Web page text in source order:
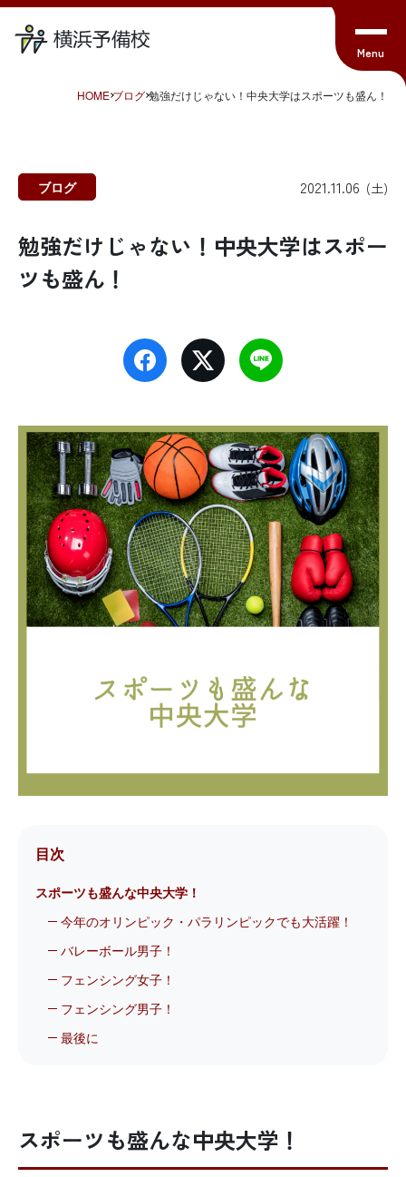
HOME ブログ 勉強だけじゃない！中央大学はスポーツも盛ん！
ブログ 2021.11.06 (土)
勉強だけじゃない！中央大学はスポー
ツも盛ん！
目次
スポーツも盛んな中央大学！
今年のオリンピック・パラリンピックでも大活躍！
バレーボール男子！
フェンシング女子！
フェンシング男子！
最後に
スポーツも盛んな中央大学！